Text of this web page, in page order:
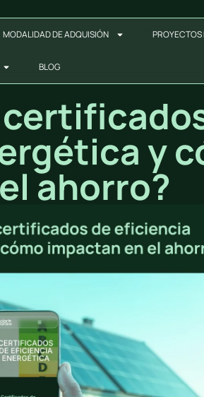
MODALIDAD DE ADQUISIÓN PROYECTOS
BLOG
y
ahorro?